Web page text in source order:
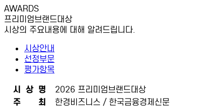
AWARDS
프리미엄브랜드대상
시상의 주요내용에 대해 알려드립니다.
시상안내
선정부문
평가항목
시 상 명
2026 프리미엄브랜드대상
주 최
한경비즈니스 / 한국금융경제신문